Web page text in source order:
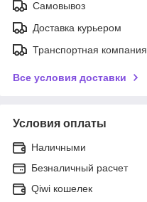
Самовывоз
Доставка курьером
Транспортная компания
Все условия доставки
Условия оплаты
Наличными
Безналичный расчет
Qiwi кошелек